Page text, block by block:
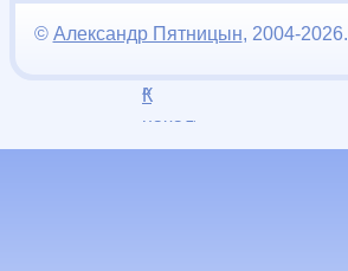
К
началу
страницы
^
© Александр Пятницын, 2004-2026.